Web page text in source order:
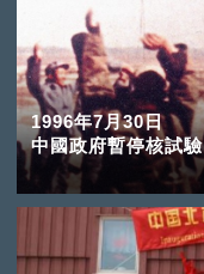
1996年7月30日
中國政府暫停核試驗